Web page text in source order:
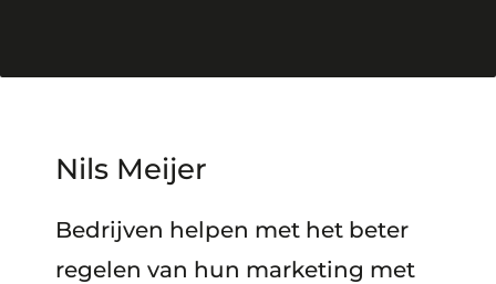
Nils Meijer
Bedrijven helpen met het beter
regelen van hun marketing met